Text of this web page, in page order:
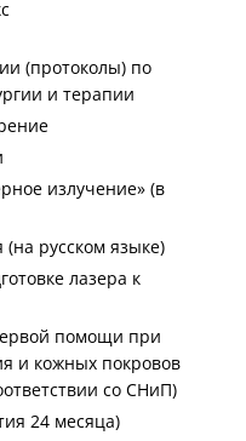
(протоколы) по
и терапии
излучение» (в
русском языке)
лазера к
помощи при
и кожных покровов
со СНиП)
24 месяца)